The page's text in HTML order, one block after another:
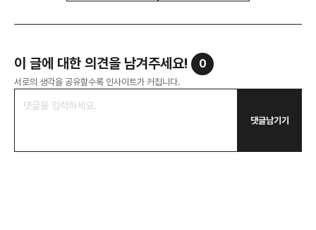
이 글에 대한 의견을 남겨주세요! 0
서로의 생각을 공유할수록 인사이트가 커집니다.
댓글남기기